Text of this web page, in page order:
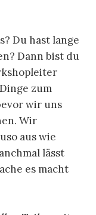
Du hast lange
Dann bist du
zum
wir uns
Wir
aus wie
lässt
es macht